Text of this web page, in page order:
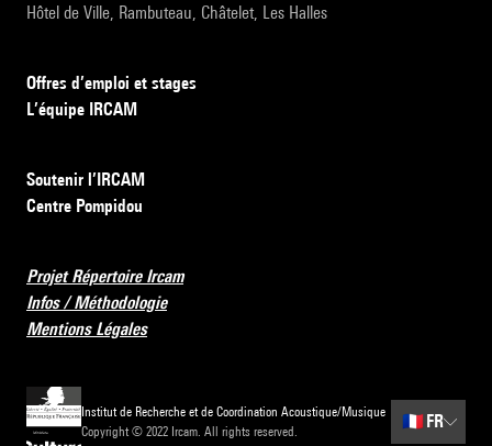
Hôtel de Ville, Rambuteau, Châtelet, Les Halles
Offres d’emploi et stages
L’équipe IRCAM
Soutenir l’IRCAM
Centre Pompidou
Projet Répertoire Ircam
Infos / Méthodologie
Mentions Légales
Institut de Recherche et de Coordination Acoustique/Musique
Copyright © 2022 Ircam. All rights reserved.
🇫🇷 FR